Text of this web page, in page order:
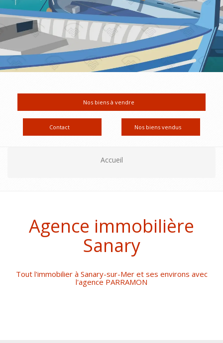
Accueil
Agence immobilière
Sanary
Nos biens à vendre
Contact Nos biens vendus
Tout l'immobilier à Sanary-sur-Mer et ses environs avec
l'agence PARRAMON